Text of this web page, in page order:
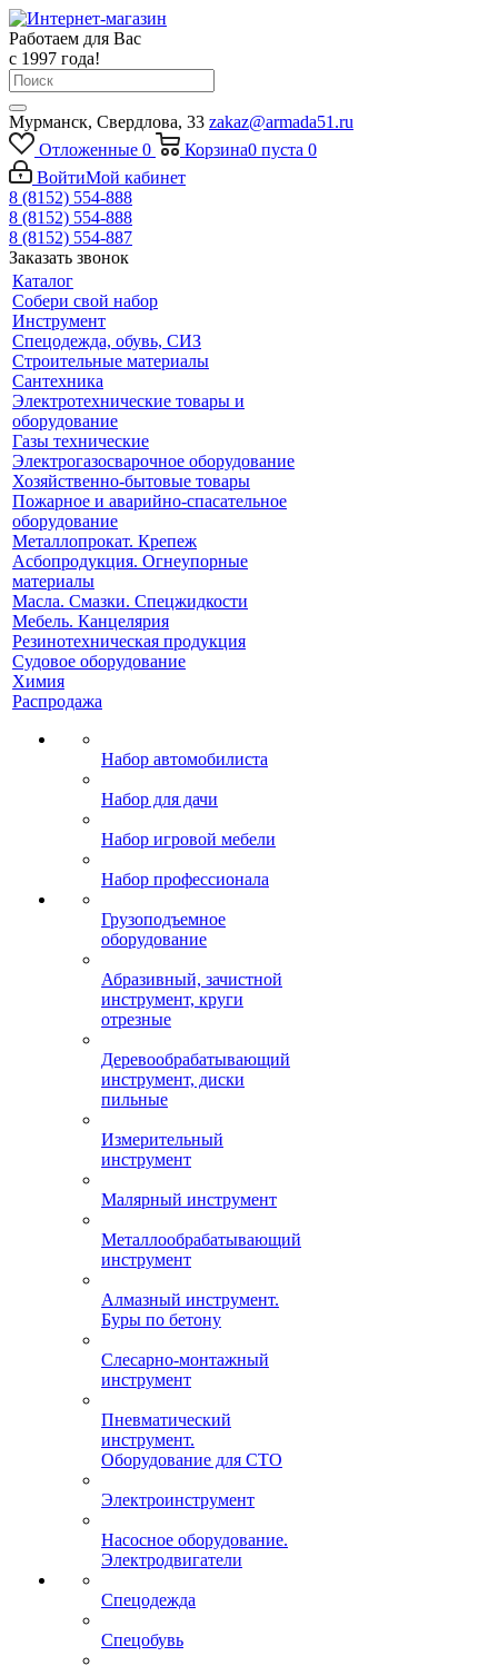
Работаем для Вас
с 1997 года!
Мурманск, Свердлова, 33 zakaz@armada51.ru
Отложенные 0 Корзина0 пуста 0
ВойтиМой кабинет
8 (8152) 554-888
8 (8152) 554-888
8 (8152) 554-887
Заказать звонок
Каталог
Собери свой набор
Инструмент
Спецодежда, обувь, СИЗ
Строительные материалы
Сантехника
Электротехнические товары и
оборудование
Газы технические
Электрогазосварочное оборудование
Хозяйственно-бытовые товары
Пожарное и аварийно-спасательное
оборудование
Металлопрокат. Крепеж
Асбопродукция. Огнеупорные
материалы
Масла. Смазки. Спецжидкости
Мебель. Канцелярия
Резинотехническая продукция
Судовое оборудование
Химия
Распродажа
Набор автомобилиста
Набор для дачи
Набор игровой мебели
Набор профессионала
Грузоподъемное
оборудование
Абразивный, зачистной
инструмент, круги
отрезные
Деревообрабатывающий
инструмент, диски
пильные
Измерительный
инструмент
Малярный инструмент
Металлообрабатывающий
инструмент
Алмазный инструмент.
Буры по бетону
Слесарно-монтажный
инструмент
Пневматический
инструмент.
Оборудование для СТО
Электроинструмент
Насосное оборудование.
Электродвигатели
Спецодежда
Спецобувь